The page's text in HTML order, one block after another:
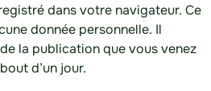
dans votre navigateur. Ce
donnée personnelle. Il
la publication que vous venez
d’un jour.